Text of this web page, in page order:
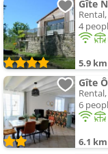
Gîte
4
5.9 km
Gîte
6
6.1 km